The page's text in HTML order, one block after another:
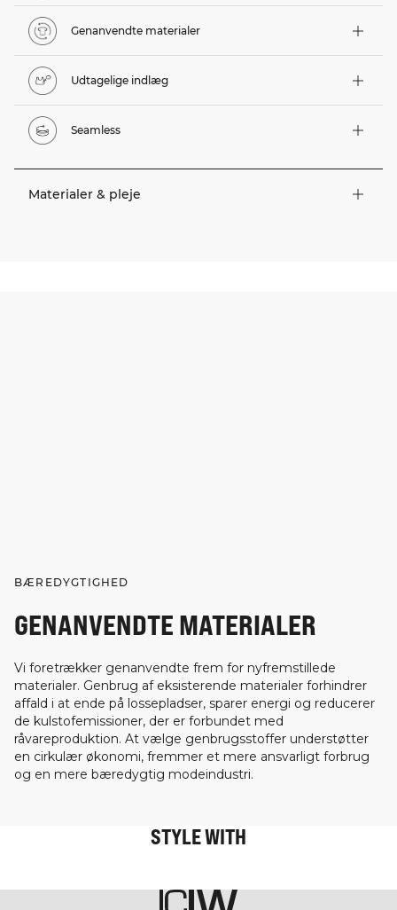
Genanvendte materialer
Udtagelige indlæg
Seamless
Materialer & pleje
BÆREDYGTIGHED
GENANVENDTE MATERIALER
Vi foretrækker genanvendte frem for nyfremstillede
materialer. Genbrug af eksisterende materialer forhindrer
affald i at ende på lossepladser, sparer energi og reducerer
de kulstofemissioner, der er forbundet med
råvareproduktion. At vælge genbrugsstoffer understøtter
en cirkulær økonomi, fremmer et mere ansvarligt forbrug
og en mere bæredygtig modeindustri.
STYLE WITH